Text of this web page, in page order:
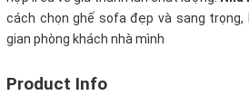
cách chọn ghế sofa đẹp và sang trọng,
gian phòng khách nhà mình
Product Info